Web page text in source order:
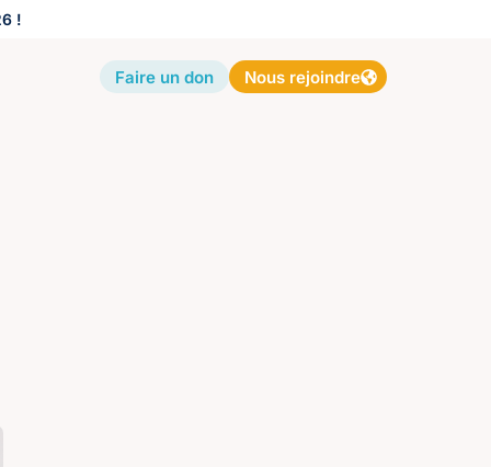
!
Faire un don Nous rejoindre